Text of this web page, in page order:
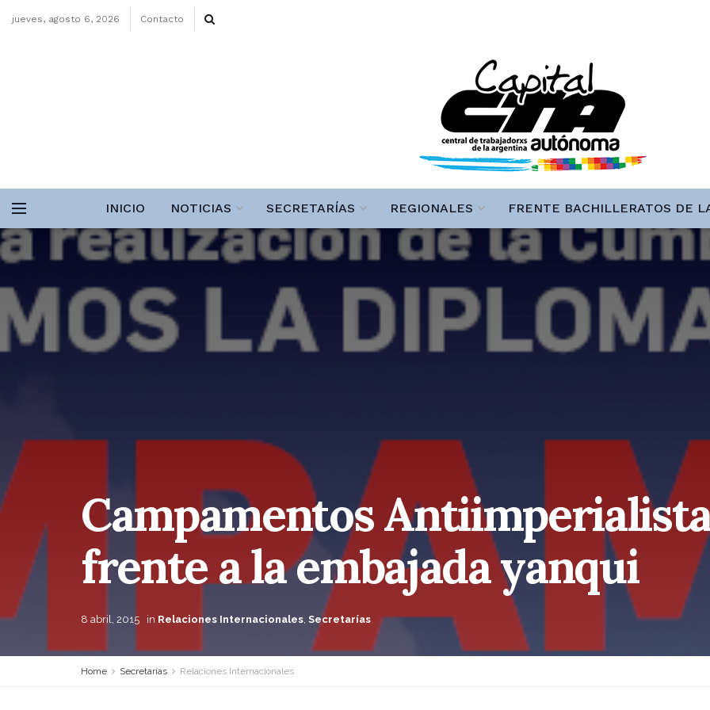
jueves, agosto 6, 2026 Contacto
INICIO NOTICIAS SECRETARÍAS REGIONALES FRENTE BACHILLERATOS DE
Campamentos
frente a la embajada yanqui
8 abril, 2015 in Relaciones Internacionales, Secretarías
Home Secretarías Relaciones Internacionales